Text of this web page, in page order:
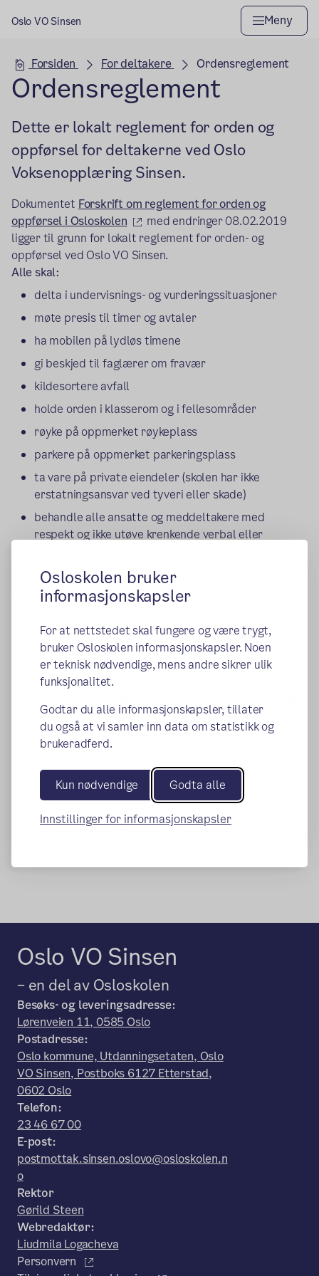
Osloskolen bruker
informasjonskapsler
For at nettstedet skal fungere og være trygt,
bruker Osloskolen informasjonskapsler. Noen
er teknisk nødvendige, mens andre sikrer ulik
funksjonalitet.
Godtar du alle informasjonskapsler, tillater
du også at vi samler inn data om statistikk og
brukeradferd.
Kun nødvendige Godta alle
Innstillinger for informasjonskapsler
Oslo VO Sinsen Meny
Hovedseksjon
Forsiden For deltakere Ordensreglement
Ordensreglement
Dette er lokalt reglement for orden og
oppførsel for deltakerne ved Oslo
Voksenopplæring Sinsen.
Dokumentet Forskrift om reglement for orden og
oppførsel i Osloskolen
(ekstern lenke)
med endringer 08.02.2019
ligger til grunn for lokalt reglement for orden- og
oppførsel ved Oslo VO Sinsen.
Alle skal:
delta i undervisnings- og vurderingssituasjoner
møte presis til timer og avtaler
ha mobilen på lydløs timene
gi beskjed til faglærer om fravær
kildesortere avfall
holde orden i klasserom og i fellesområder
røyke på oppmerket røykeplass
parkere på oppmerket parkeringsplass
ta vare på private eiendeler (skolen har ikke
erstatningsansvar ved tyveri eller skade)
behandle alle ansatte og meddeltakere med
respekt og ikke utøve krenkende verbal eller
Reaksjon ved brudd på reglement:
vurderingssituasjoner, vil du ikke få godkjent faget.
Ulovlige forhold som vold, trusler, tyveri og hærverk
blir alltid politianmeldt.
hel dag/flere dager og ved svært alvorlige brudd tap
av retten til videregående opplæring.
Publisert:18.10.2017Endret:24.03.2026
Oslo VO Sinsen
– en del av Osloskolen
Besøks- og leveringsadresse:
Lørenveien 11, 0585 Oslo
Postadresse:
Oslo kommune, Utdanningsetaten, Oslo
VO Sinsen, Postboks 6127 Etterstad,
0602 Oslo
Telefon:
23 46 67 00
E-post:
postmottak.sinsen.oslovo@osloskolen.n
o
Rektor
Gørild Steen
Webredaktør:
Liudmila Logacheva
Personvern